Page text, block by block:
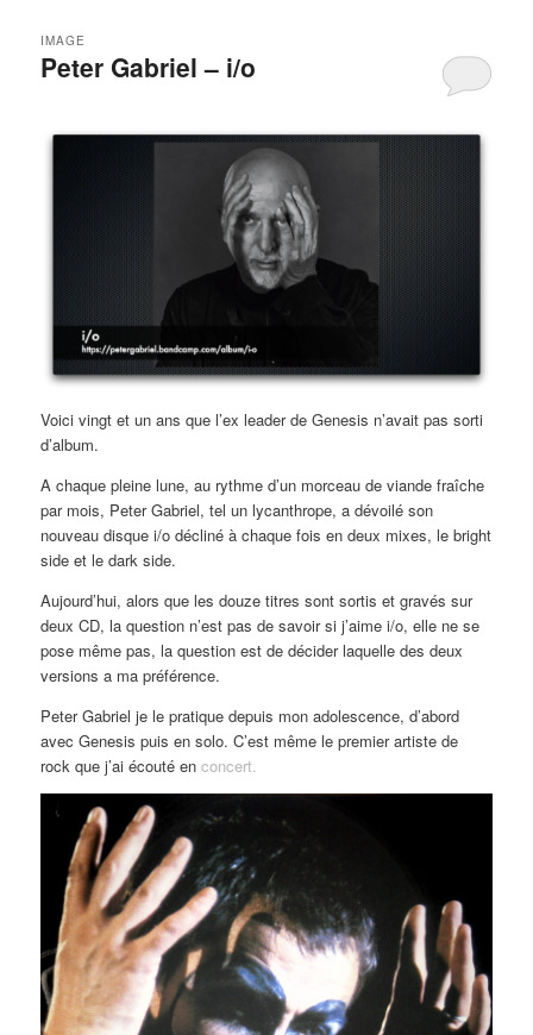
Peter Gabriel – i/o
IMAGE
Voici vingt et un ans que l’ex leader de Genesis n’avait pas sorti
d’album.
A chaque pleine lune, au rythme d’un morceau de viande fraîche
par mois, Peter Gabriel, tel un lycanthrope, a dévoilé son
nouveau disque i/o décliné à chaque fois en deux mixes, le bright
side et le dark side.
Aujourd’hui, alors que les douze titres sont sortis et gravés sur
deux CD, la question n’est pas de savoir si j’aime i/o, elle ne se
pose même pas, la question est de décider laquelle des deux
versions a ma préférence.
Peter Gabriel je le pratique depuis mon adolescence, d’abord
avec Genesis puis en solo. C’est même le premier artiste de
rock que j’ai écouté en concert.